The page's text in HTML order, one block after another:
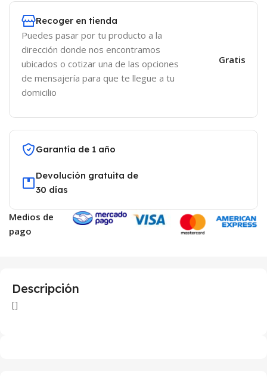
Recoger en tienda
Puedes pasar por tu producto a la
dirección donde nos encontramos
ubicados o cotizar una de las opciones
de mensajería para que te llegue a tu
domicilio
Gratis
Garantía de 1 año
Devolución gratuita de
30 días
Medios de
pago
Descripción
[]